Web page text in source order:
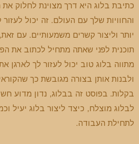
כתיבת בלוג היא דרך מצוינת לחלוק
והחוויות שלך עם העולם. זה יכול
יותר וליצור קשרים משמעותיים. עם
תוכנית לפני שאתה מתחיל לכתוב את
מתווה בלוג טוב יכול לעזור לך לארגן
ולבנות אותן בצורה מגובשת כך
בקלות. בפוסט זה בבלוג, נדון מדוע
לבלוג מוצלח, כיצד ליצור בלוג יעיל
לתחילת העבודה.